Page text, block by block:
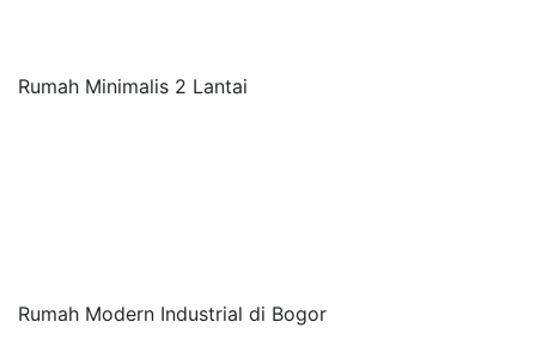
Rumah Minimalis 2 Lantai
Rumah Modern Industrial di Bogor